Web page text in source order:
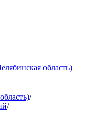
область)
/
/